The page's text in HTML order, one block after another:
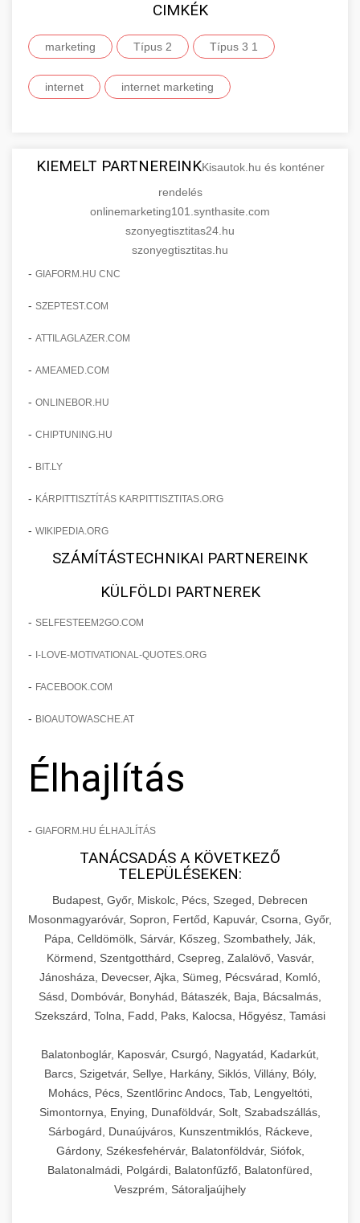
CIMKÉK
marketing Típus 2 Típus 3 1
internet internet marketing
KIEMELT PARTNEREINKKisautok.hu és konténer
rendelés
onlinemarketing101.synthasite.com
szonyegtisztitas24.hu
szonyegtisztitas.hu
- GIAFORM.HU CNC
- SZEPTEST.COM
- ATTILAGLAZER.COM
- AMEAMED.COM
- ONLINEBOR.HU
- CHIPTUNING.HU
- BIT.LY
- KÁRPITTISZTÍTÁS KARPITTISZTITAS.ORG
- WIKIPEDIA.ORG
SZÁMÍTÁSTECHNIKAI PARTNEREINK
KÜLFÖLDI PARTNEREK
- SELFESTEEM2GO.COM
- I-LOVE-MOTIVATIONAL-QUOTES.ORG
- FACEBOOK.COM
- BIOAUTOWASCHE.AT
Élhajlítás
- GIAFORM.HU ÉLHAJLÍTÁS
TANÁCSADÁS A KÖVETKEZŐ
TELEPÜLÉSEKEN:
Budapest, Győr, Miskolc, Pécs, Szeged, Debrecen
Mosonmagyaróvár, Sopron, Fertőd, Kapuvár, Csorna, Győr,
Pápa, Celldömölk, Sárvár, Kőszeg, Szombathely, Ják,
Körmend, Szentgotthárd, Csepreg, Zalalövő, Vasvár,
Jánosháza, Devecser, Ajka, Sümeg, Pécsvárad, Komló,
Sásd, Dombóvár, Bonyhád, Bátaszék, Baja, Bácsalmás,
Szekszárd, Tolna, Fadd, Paks, Kalocsa, Hőgyész, Tamási
Balatonboglár, Kaposvár, Csurgó, Nagyatád, Kadarkút,
Barcs, Szigetvár, Sellye, Harkány, Siklós, Villány, Bóly,
Mohács, Pécs, Szentlőrinc Andocs, Tab, Lengyeltóti,
Simontornya, Enying, Dunaföldvár, Solt, Szabadszállás,
Sárbogárd, Dunaújváros, Kunszentmiklós, Ráckeve,
Gárdony, Székesfehérvár, Balatonföldvár, Siófok,
Balatonalmádi, Polgárdi, Balatonfűzfő, Balatonfüred,
Veszprém, Sátoraljaújhely